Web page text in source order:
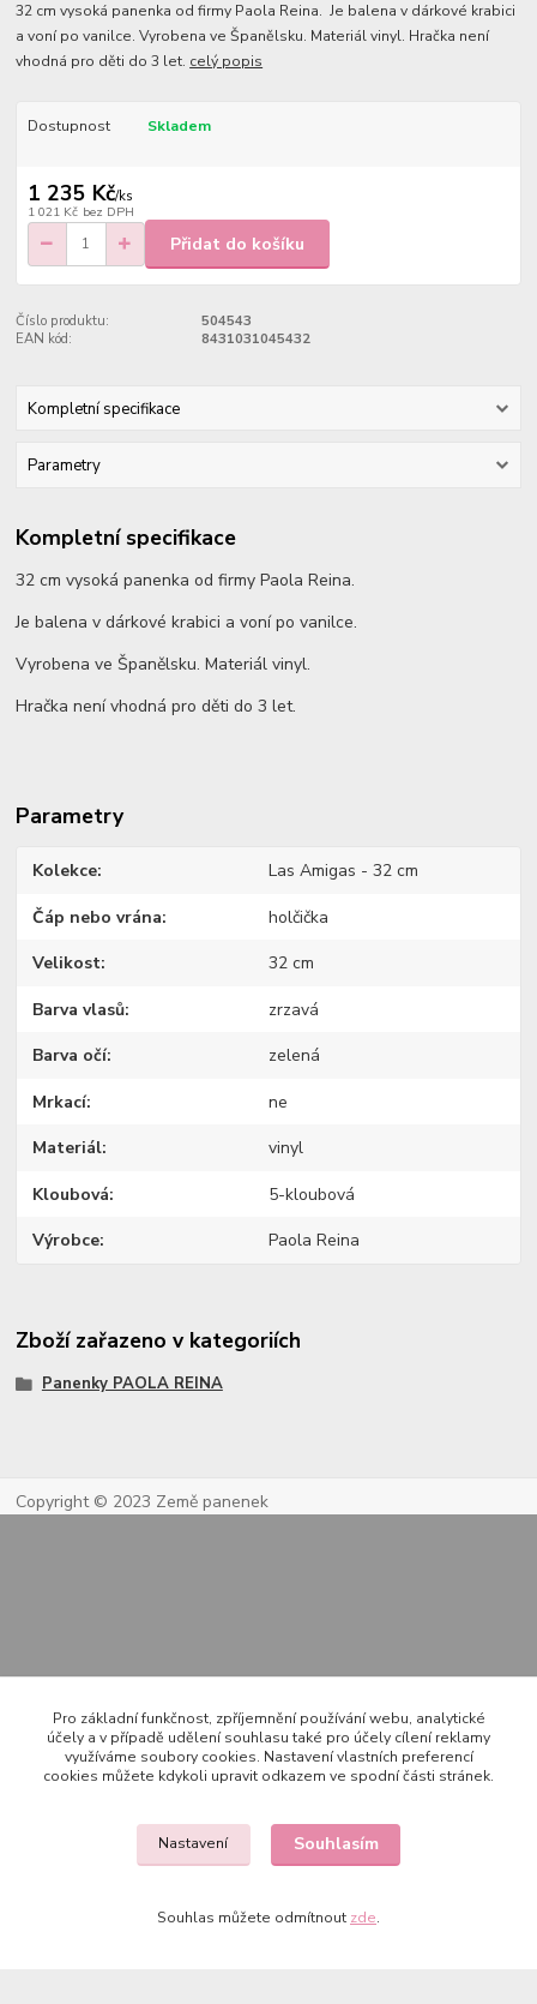
32 cm vysoká panenka od firmy Paola Reina. Je balena v dárkové krabici
a voní po vanilce. Vyrobena ve Španělsku. Materiál vinyl. Hračka není
vhodná pro děti do 3 let. celý popis
Dostupnost Skladem
1 235 Kč/ks
1 021 Kč bez DPH
Přidat do košíku
Číslo produktu:
504543
EAN kód:
8431031045432
Kompletní specifikace
Parametry
Kompletní specifikace
32 cm vysoká panenka od firmy Paola Reina.
Je balena v dárkové krabici a voní po vanilce.
Vyrobena ve Španělsku. Materiál vinyl.
Hračka není vhodná pro děti do 3 let.
Parametry
Kolekce Las Amigas - 32 cm
Čáp nebo vrána holčička
Velikost 32 cm
Barva vlasů zrzavá
Barva očí zelená
Mrkací ne
Materiál vinyl
Kloubová 5-kloubová
Výrobce Paola Reina
Zboží zařazeno v kategoriích
Panenky PAOLA REINA
Copyright © 2023 Země panenek
Kontakty
PO-PÁ 10-20h., SO+NE 14-20h.
Pro základní funkčnost, zpříjemnění používání webu, analytické
účely a v případě udělení souhlasu také pro účely cílení reklamy
využíváme soubory cookies. Nastavení vlastních preferencí
cookies můžete kdykoli upravit odkazem ve spodní části stránek.
Nastavení Souhlasím
Souhlas můžete odmítnout zde.